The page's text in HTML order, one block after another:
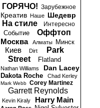
ГОРЯЧО! Зарубежное
Креатив Наше Шедевр
На стиле Интересно
Событие
Оффтоп
Москва
Алматы Минск
Киев Dirt
Park
Street
Flatland
Nathan Williams Dan Lacey
Dakota Roche Chad Kerley
Mark Webb Corey Martinez
Garrett Reynolds
Kevin Kiraly Harry Main